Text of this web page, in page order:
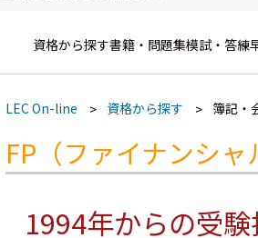
資格から探す書籍・問題集模試・答練
LEC On-line 資格から探す 簿記・
FP（ファイナンシャ
1994年からの受験